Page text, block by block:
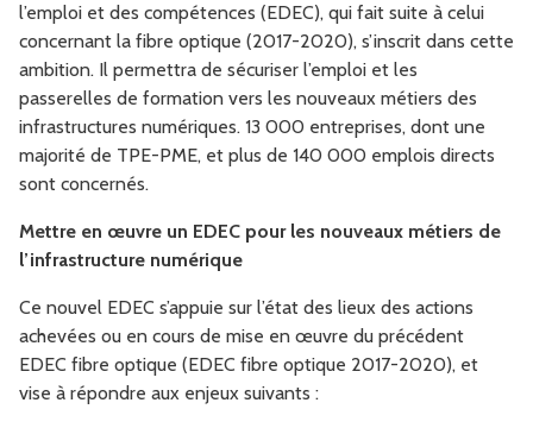
l’emploi et des compétences (EDEC), qui fait suite à celui
concernant la fibre optique (2017-2020), s’inscrit dans cette
ambition. Il permettra de sécuriser l’emploi et les
passerelles de formation vers les nouveaux métiers des
infrastructures numériques. 13 000 entreprises, dont une
majorité de TPE-PME, et plus de 140 000 emplois directs
sont concernés.
Mettre en œuvre un EDEC pour les nouveaux métiers de
l’infrastructure numérique
Ce nouvel EDEC s’appuie sur l’état des lieux des actions
achevées ou en cours de mise en œuvre du précédent
EDEC fibre optique (EDEC fibre optique 2017-2020), et
vise à répondre aux enjeux suivants :